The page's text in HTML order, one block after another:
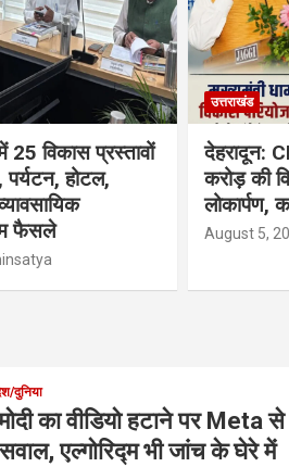
25 विकास प्रस्तावों
होटल,
फैसले
उत्तराखंड
देहरादून:
करोड़ की
लोकार्पण,
August 5,
दुनिया
का वीडियो हटाने पर Meta
एल्गोरिद्म भी जांच के घेरे में